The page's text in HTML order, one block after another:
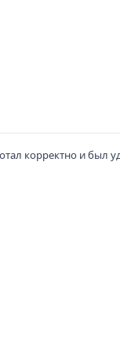
корректно и был